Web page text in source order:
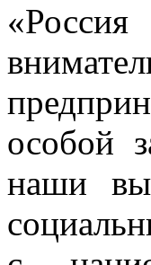
особой
наши